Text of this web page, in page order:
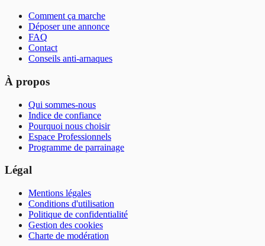
Comment ça marche
Déposer une annonce
FAQ
Contact
Conseils anti-arnaques
À propos
Qui sommes-nous
Indice de confiance
Pourquoi nous choisir
Espace Professionnels
Programme de parrainage
Légal
Mentions légales
Conditions d'utilisation
Politique de confidentialité
Gestion des cookies
Charte de modération